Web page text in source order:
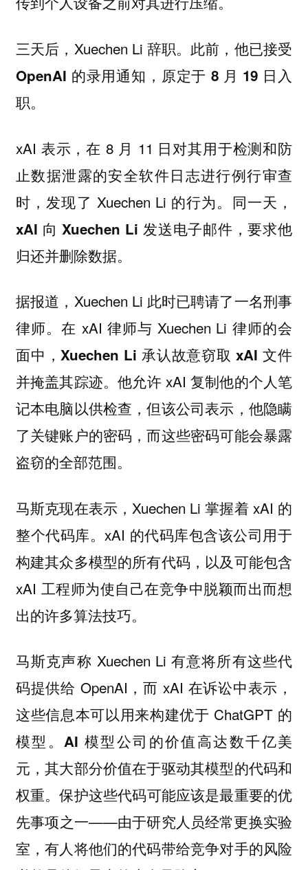
三天后，Xuechen Li 辞职。 此前，他已接受
OpenAI 的录用通知，原定于 8 月 19 日入
职。
xAI 表示，在 8 月 11 日对其用于检测和防
止数据泄露的安全软件日志进行例行审查
时，发现了 Xuechen Li 的行为。 同一天，
xAI 向 Xuechen Li 发送电子邮件，要求他
归还并删除数据。
据报道，Xuechen Li 此时已聘请了一名刑事
律师。在 xAI 律师与 Xuechen Li 律师的会
面中，Xuechen Li 承认故意窃取 xAI 文件
并掩盖其踪迹。他允许 xAI 复制他的个人笔
记本电脑以供检查，但该公司表示，他隐瞒
了关键账户的密码，而这些密码可能会暴露
盗窃的全部范围。
马斯克现在表示，Xuechen Li 掌握着 xAI 的
整个代码库。xAI 的代码库包含该公司用于
构建其众多模型的所有代码，以及可能包含
xAI 工程师为使自己在竞争中脱颖而出而想
出的许多算法技巧。
马斯克声称 Xuechen Li 有意将所有这些代
码提供给 OpenAI，而 xAI 在诉讼中表示，
这些信息本可以用来构建优于 ChatGPT 的
模型。AI 模型公司的价值高达数千亿美
元，其大部分价值在于驱动其模型的代码和
权重。保护这些代码可能应该是最重要的优
先事项之一——由于研究人员经常更换实验
室，有人将他们的代码带给竞争对手的风险